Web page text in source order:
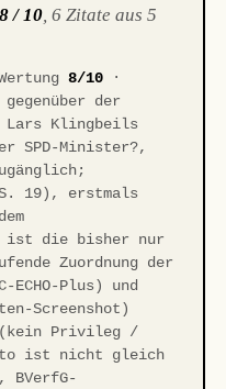
8 / 10, 6 Zitate aus 5
8/10 ·
der
Lars Klingbeils
SPD-Minister?,
S. 19), erstmals
ist die bisher nur
Zuordnung der
ECHO-Plus) und
Screenshot)
(kein Privileg /
ist nicht gleich
BVerfG-